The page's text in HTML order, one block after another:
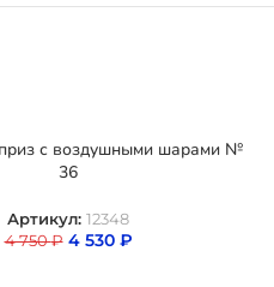
с воздушными шарами №
36
Артикул: 12348
4 750₽ 4 530 ₽